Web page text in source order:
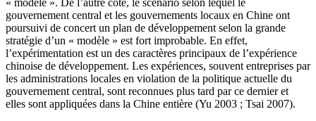
« modèle ». De l’autre côté, le scénario selon lequel le
gouvernement central et les gouvernements locaux en Chine ont
poursuivi de concert un plan de développement selon la grande
stratégie d’un « modèle » est fort improbable. En effet,
l’expérimentation est un des caractères principaux de l’expérience
chinoise de développement. Les expériences, souvent entreprises par
les administrations locales en violation de la politique actuelle du
gouvernement central, sont reconnues plus tard par ce dernier et
elles sont appliquées dans la Chine entière (Yu 2003 ; Tsai 2007).